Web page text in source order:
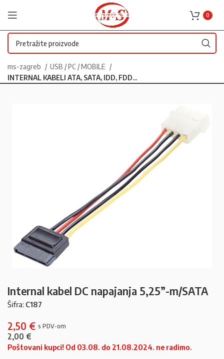
0
ms-zagreb
USB / PC / MOBILE
INTERNAL KABELI ATA, SATA, IDD, FDD...
Internal kabel DC napajanja 5,25”-m/SATA
Šifra: C187
2,50 €
2,00 €
Poštovani kupci! Od 03.08. do 21.08.2024. ne radimo.